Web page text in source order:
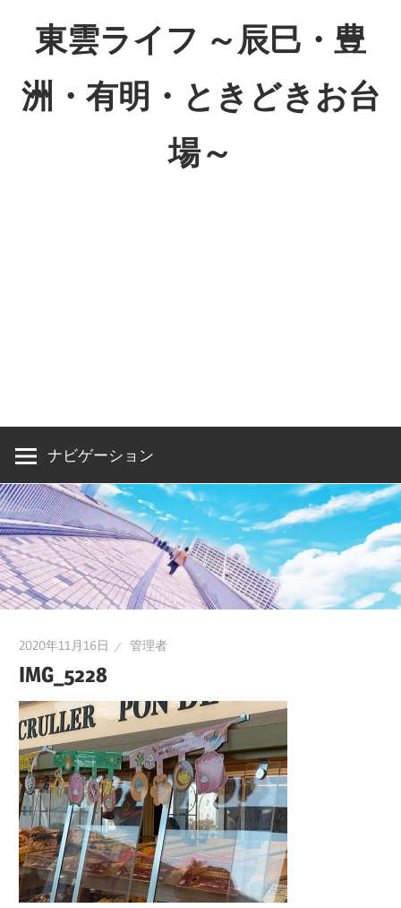
東雲ライフ ～辰巳・豊
洲・有明・ときどきお台
場～
洲・
有
と
き
ど
き
お
～
ナビゲーション
2020年11月16日 管理者
IMG_5228